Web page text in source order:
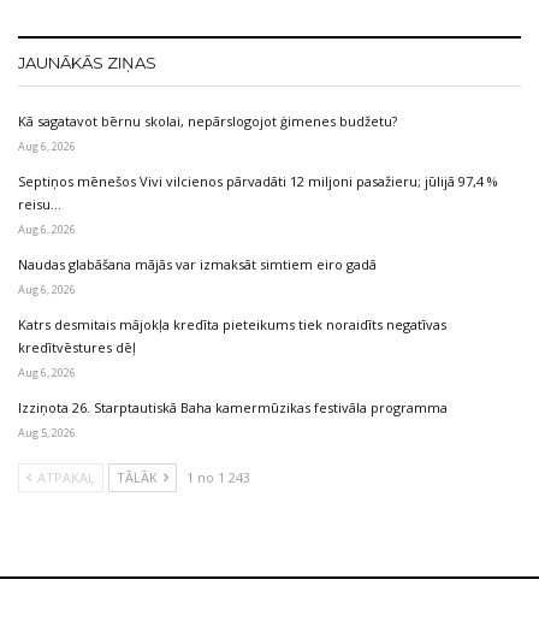
JAUNĀKĀS ZIŅAS
Kā sagatavot bērnu skolai, nepārslogojot ģimenes budžetu?
Aug 6, 2026
Septiņos mēnešos Vivi vilcienos pārvadāti 12 miljoni pasažieru; jūlijā 97,4 %
reisu…
Aug 6, 2026
Naudas glabāšana mājās var izmaksāt simtiem eiro gadā
Aug 6, 2026
Katrs desmitais mājokļa kredīta pieteikums tiek noraidīts negatīvas
kredītvēstures dēļ
Aug 6, 2026
Izziņota 26. Starptautiskā Baha kamermūzikas festivāla programma
Aug 5, 2026
ATPAKAĻ TĀLĀK 1 no 1 243